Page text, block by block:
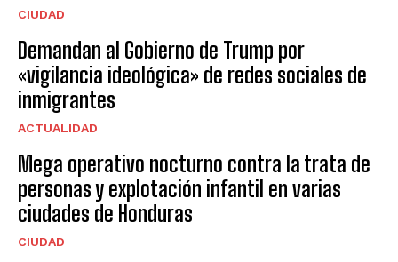
CIUDAD
Demandan al Gobierno de Trump por
«vigilancia ideológica» de redes sociales de
inmigrantes
ACTUALIDAD
Mega operativo nocturno contra la trata de
personas y explotación infantil en varias
ciudades de Honduras
CIUDAD